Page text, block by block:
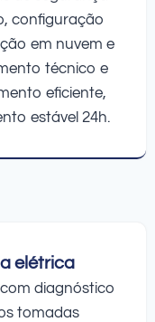
configuração
em nuvem e
técnico e
eficiente,
estável 24h.
elétrica
diagnóstico
tomadas